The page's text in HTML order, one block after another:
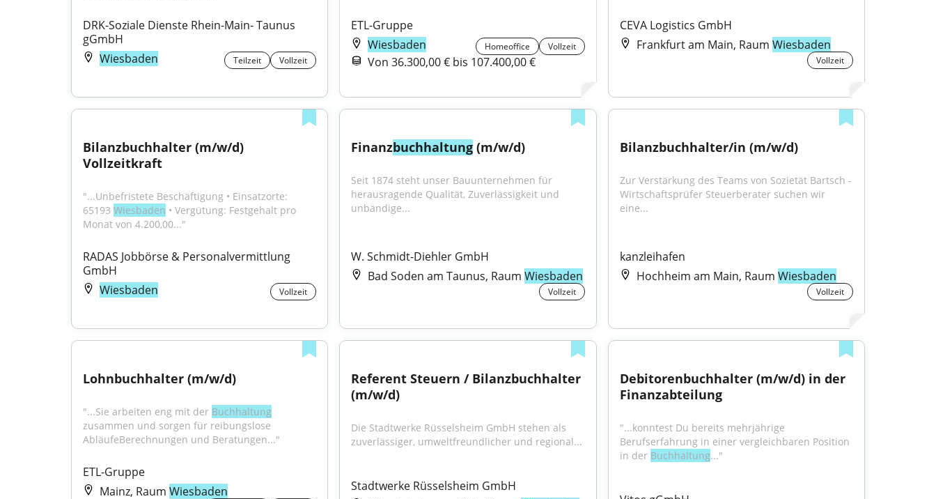
DRK-Soziale Dienste Rhein-Main- Taunus
gGmbH
Wiesbaden
Teilzeit Vollzeit
ETL-Gruppe
Wiesbaden
Homeoffice Vollzeit
Von 36.300,00 € bis 107.400,00 €
CEVA Logistics GmbH
Frankfurt am Main, Raum Wiesbaden
Vollzeit
Bilanzbuchhalter (m/w/d)
Vollzeitkraft
"...Unbefristete Beschäftigung • Einsatzorte:
65193 Wiesbaden • Vergütung: Festgehalt pro
Monat von 4.200,00..."
RADAS Jobbörse & Personalvermittlung
GmbH
Wiesbaden
Vollzeit
Finanzbuchhaltung (m/w/d)
Seit 1874 steht unser Bauunternehmen für
herausragende Qualität, Zuverlässigkeit und
unbändige...
W. Schmidt-Diehler GmbH
Bad Soden am Taunus, RaumWiesbaden
Vollzeit
Bilanzbuchhalter/in (m/w/d)
Zur Verstärkung des Teams von Sozietät Bartsch -
Wirtschaftsprüfer Steuerberater suchen wir
eine...
kanzleihafen
Hochheim am Main, Raum Wiesbaden
Vollzeit
Lohnbuchhalter (m/w/d)
"...Sie arbeiten eng mit der Buchhaltung
zusammen und sorgen für reibungslose
AbläufeBerechnungen und Beratungen..."
ETL-Gruppe
Mainz, Raum Wiesbaden
Referent Steuern / Bilanzbuchhalter
(m/w/d)
Die Stadtwerke Rüsselsheim GmbH stehen als
zuverlässiger, umweltfreundlicher und regional...
Stadtwerke Rüsselsheim GmbH
Debitorenbuchhalter (m/w/d) in der
Finanzabteilung
"...konntest Du bereits mehrjährige
Berufserfahrung in einer vergleichbaren Position
in der Buchhaltung..."